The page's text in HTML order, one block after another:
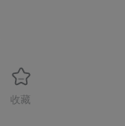
收藏